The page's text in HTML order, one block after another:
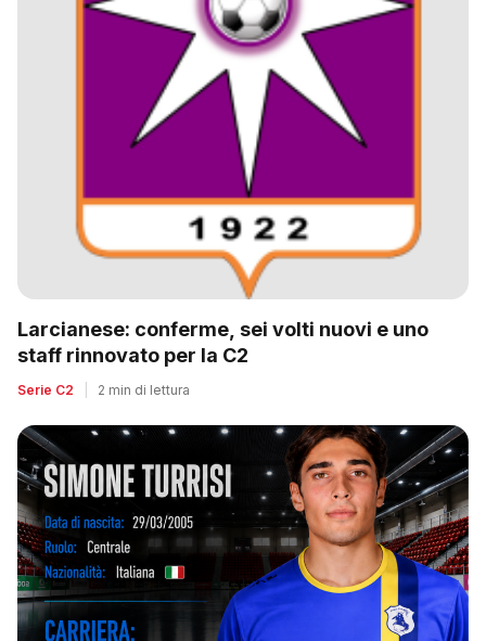
Larcianese: conferme, sei volti nuovi e uno
staff rinnovato per la C2
Serie C2 2 min di lettura